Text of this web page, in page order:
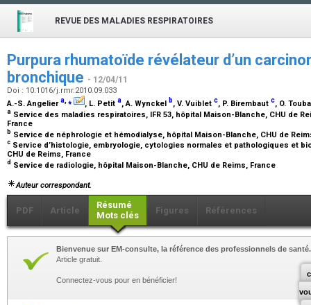
REVUE DES MALADIES RESPIRATOIRES
Purpura rhumatoïde révélateur d’un
bronchique - 12/04/11
Doi : 10.1016/j.rmr.2010.09.033
A.-S. Angeliera,⁎ , L. Petit a, A. Wynckel b, V. Vuiblet c, P. Birembaut c, O.
a Service des maladies respiratoires, IFR 53, hôpital Maison-Blanche, CHU de
France
b Service de néphrologie et hémodialyse, hôpital Maison-Blanche, CHU de
c Service d’histologie, embryologie, cytologies normales et pathologiques et
CHU de Reims, France
d Service de radiologie, hôpital Maison-Blanche, CHU de Reims, France
Auteur correspondant.
PDF Article
Résumé
Mots clés
Figures Références
Bienvenue sur EM-consulte, la référence des professionnels de santé.
Article gratuit.
Connectez-vous pour en bénéficier!